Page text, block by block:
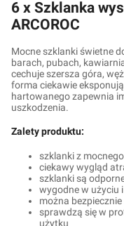
6 x Szklanka
ARCOROC
Mocne szklanki świetne
barach, pubach,
cechuje szersza góra,
forma ciekawie
hartowanego zapewnia
uszkodzenia.
Zalety produktu:
szklanki z
ciekawy wygląd
szklanki są
wygodne w użyciu
można
sprawdzą się w
użytku